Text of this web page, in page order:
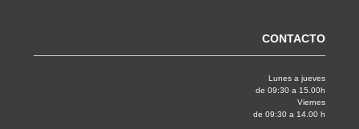
CONTACTO
Lunes a jueves
de 09:30 a 15.00h
Viernes
de 09:30 a 14.00 h